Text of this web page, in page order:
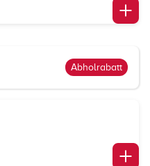
Abholrabatt